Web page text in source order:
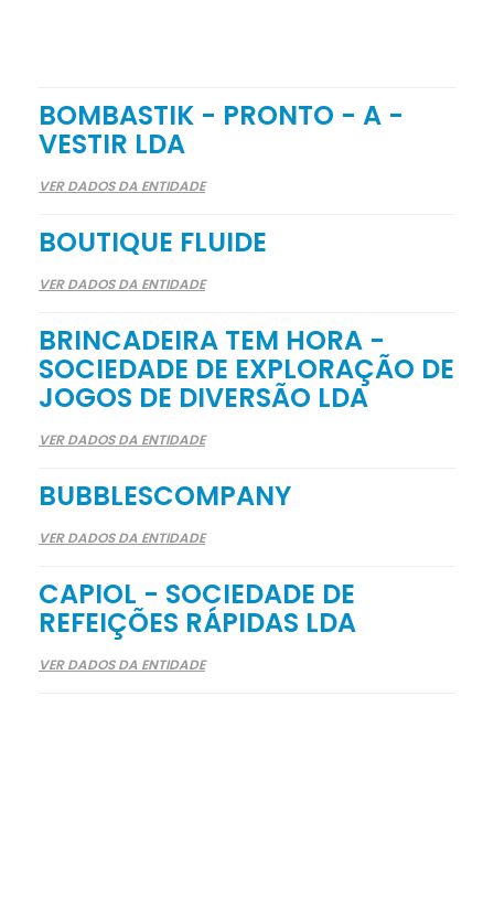
BOMBASTIK - PRONTO - A -
VESTIR LDA
VER DADOS DA ENTIDADE
BOUTIQUE FLUIDE
VER DADOS DA ENTIDADE
BRINCADEIRA TEM HORA -
SOCIEDADE DE EXPLORAÇÃO DE
JOGOS DE DIVERSÃO LDA
VER DADOS DA ENTIDADE
BUBBLESCOMPANY
VER DADOS DA ENTIDADE
CAPIOL - SOCIEDADE DE
REFEIÇÕES RÁPIDAS LDA
VER DADOS DA ENTIDADE